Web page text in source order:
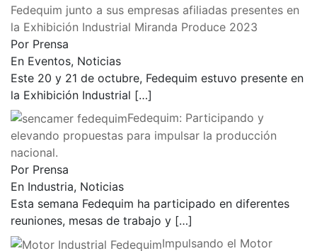
Fedequim junto a sus empresas afiliadas presentes en
la Exhibición Industrial Miranda Produce 2023
Por Prensa
En Eventos, Noticias
Este 20 y 21 de octubre, Fedequim estuvo presente en
la Exhibición Industrial […]
Fedequim: Participando y
elevando propuestas para impulsar la producción
nacional.
Por Prensa
En Industria, Noticias
Esta semana Fedequim ha participado en diferentes
reuniones, mesas de trabajo y […]
Impulsando el Motor